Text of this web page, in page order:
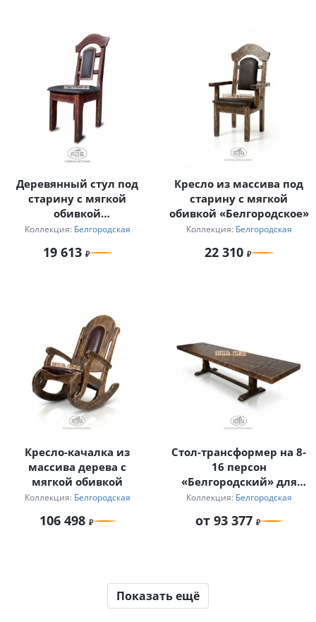
Деревянный стул под
старину с мягкой
обивкой
«Белгородский»
Коллекция: Белгородская
19 613
Кресло из массива под
старину с мягкой
обивкой «Белгородское»
Коллекция: Белгородская
22 310
Кресло-качалка из
массива дерева с
мягкой обивкой
Коллекция: Белгородская
106 498
Стол-трансформер на 8-
16 персон
«Белгородский» для
бани и дома
Коллекция: Белгородская
от 93 377
Показать ещё